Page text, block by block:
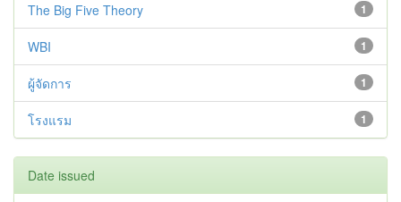
1
The Big Five Theory
1
WBI
1
ผู้จัดการ
1
โรงแรม
Date issued